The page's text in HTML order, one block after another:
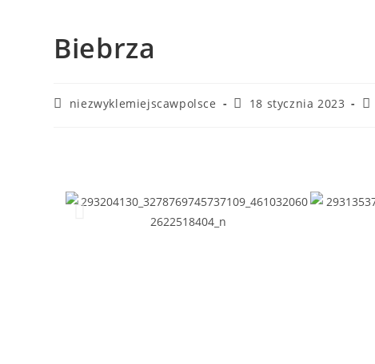
Biebrza
niezwyklemiejscawpolsce 18 stycznia 2023